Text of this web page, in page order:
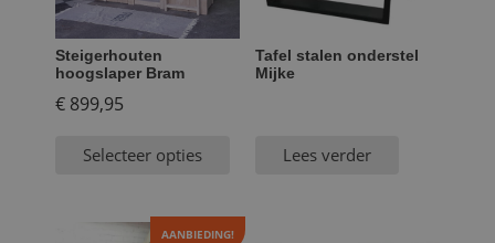
Steigerhouten
hoogslaper Bram
€ 899,95
Selecteer opties
Tafel stalen onderstel
Mijke
Lees verder
AANBIEDING!